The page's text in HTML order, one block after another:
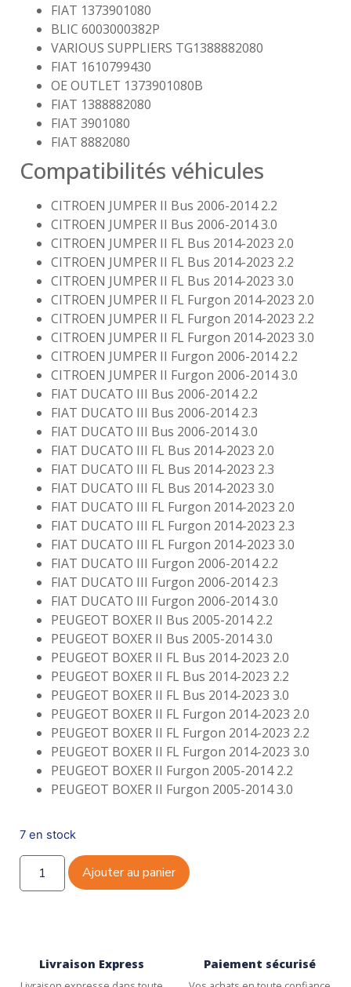
FIAT 1373901080
BLIC 6003000382P
VARIOUS SUPPLIERS TG1388882080
FIAT 1610799430
OE OUTLET 1373901080B
FIAT 1388882080
FIAT 3901080
FIAT 8882080
Compatibilités véhicules
CITROEN JUMPER II Bus 2006-2014 2.2
CITROEN JUMPER II Bus 2006-2014 3.0
CITROEN JUMPER II FL Bus 2014-2023 2.0
CITROEN JUMPER II FL Bus 2014-2023 2.2
CITROEN JUMPER II FL Bus 2014-2023 3.0
CITROEN JUMPER II FL Furgon 2014-2023 2.0
CITROEN JUMPER II FL Furgon 2014-2023 2.2
CITROEN JUMPER II FL Furgon 2014-2023 3.0
CITROEN JUMPER II Furgon 2006-2014 2.2
CITROEN JUMPER II Furgon 2006-2014 3.0
FIAT DUCATO III Bus 2006-2014 2.2
FIAT DUCATO III Bus 2006-2014 2.3
FIAT DUCATO III Bus 2006-2014 3.0
FIAT DUCATO III FL Bus 2014-2023 2.0
FIAT DUCATO III FL Bus 2014-2023 2.3
FIAT DUCATO III FL Bus 2014-2023 3.0
FIAT DUCATO III FL Furgon 2014-2023 2.0
FIAT DUCATO III FL Furgon 2014-2023 2.3
FIAT DUCATO III FL Furgon 2014-2023 3.0
FIAT DUCATO III Furgon 2006-2014 2.2
FIAT DUCATO III Furgon 2006-2014 2.3
FIAT DUCATO III Furgon 2006-2014 3.0
PEUGEOT BOXER II Bus 2005-2014 2.2
PEUGEOT BOXER II Bus 2005-2014 3.0
PEUGEOT BOXER II FL Bus 2014-2023 2.0
PEUGEOT BOXER II FL Bus 2014-2023 2.2
PEUGEOT BOXER II FL Bus 2014-2023 3.0
PEUGEOT BOXER II FL Furgon 2014-2023 2.0
PEUGEOT BOXER II FL Furgon 2014-2023 2.2
PEUGEOT BOXER II FL Furgon 2014-2023 3.0
PEUGEOT BOXER II Furgon 2005-2014 2.2
PEUGEOT BOXER II Furgon 2005-2014 3.0
7 en stock
Ajouter au panier
Livraison Express Paiement sécurisé